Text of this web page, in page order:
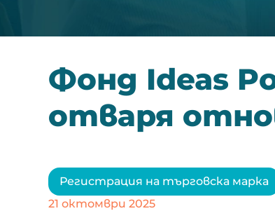
Фонд Ideas
отваря
Регистрация на търговска марка
21 октомври 2025